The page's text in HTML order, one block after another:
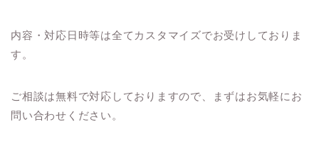
内容・対応日時等は全てカスタマイズでお受けしておりま
す。
ご相談は無料で対応しておりますので、まずはお気軽にお
問い合わせください。